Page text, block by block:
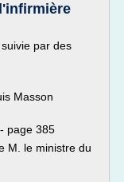
par des
Masson
page 385
M. le ministre du